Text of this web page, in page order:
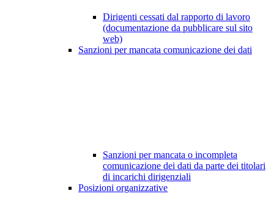
Dirigenti cessati dal rapporto di lavoro
(documentazione da pubblicare sul sito
web)
Sanzioni per mancata comunicazione dei dati
Sanzioni per mancata o incompleta
comunicazione dei dati da parte dei titolari
di incarichi dirigenziali
Posizioni organizzative